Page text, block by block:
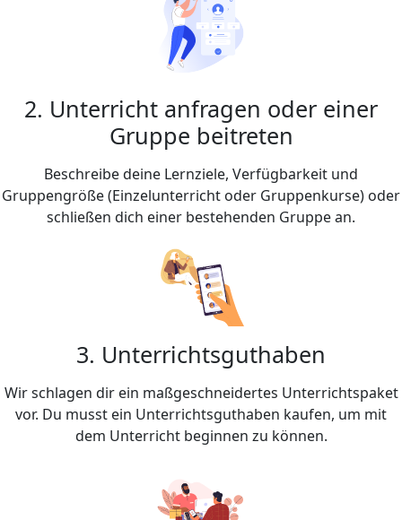
2. Unterricht anfragen oder einer
Gruppe beitreten
Beschreibe deine Lernziele, Verfügbarkeit und
Gruppengröße (Einzelunterricht oder Gruppenkurse) oder
schließen dich einer bestehenden Gruppe an.
3. Unterrichtsguthaben
Wir schlagen dir ein maßgeschneidertes Unterrichtspaket
vor. Du musst ein Unterrichtsguthaben kaufen, um mit
dem Unterricht beginnen zu können.